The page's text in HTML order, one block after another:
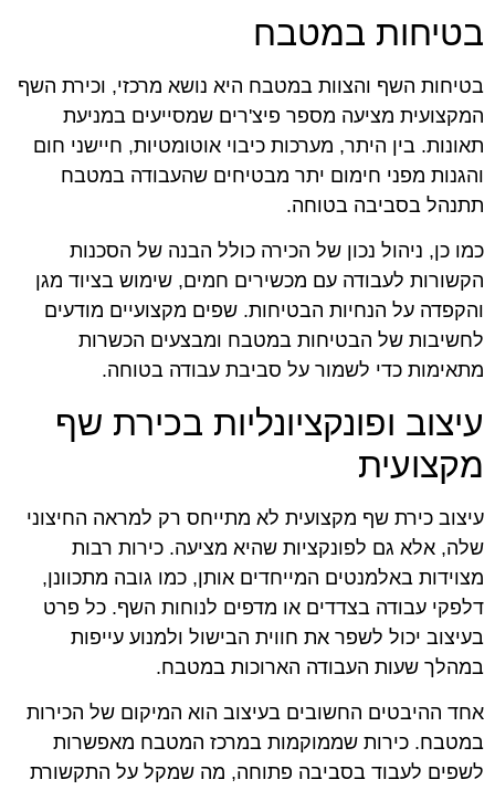
בטיחות במטבח
בטיחות השף והצוות במטבח היא נושא מרכזי, וכירת השף
המקצועית מציעה מספר פיצ'רים שמסייעים במניעת
תאונות. בין היתר, מערכות כיבוי אוטומטיות, חיישני חום
והגנות מפני חימום יתר מבטיחים שהעבודה במטבח
תתנהל בסביבה בטוחה.
כמו כן, ניהול נכון של הכירה כולל הבנה של הסכנות
הקשורות לעבודה עם מכשירים חמים, שימוש בציוד מגן
והקפדה על הנחיות הבטיחות. שפים מקצועיים מודעים
לחשיבות של הבטיחות במטבח ומבצעים הכשרות
מתאימות כדי לשמור על סביבת עבודה בטוחה.
עיצוב ופונקציונליות בכירת שף
מקצועית
עיצוב כירת שף מקצועית לא מתייחס רק למראה החיצוני
שלה, אלא גם לפונקציות שהיא מציעה. כירות רבות
מצוידות באלמנטים המייחדים אותן, כמו גובה מתכוונן,
דלפקי עבודה בצדדים או מדפים לנוחות השף. כל פרט
בעיצוב יכול לשפר את חווית הבישול ולמנוע עייפות
במהלך שעות העבודה הארוכות במטבח.
אחד ההיבטים החשובים בעיצוב הוא המיקום של הכירות
במטבח. כירות שממוקמות במרכז המטבח מאפשרות
לשפים לעבוד בסביבה פתוחה, מה שמקל על התקשורת